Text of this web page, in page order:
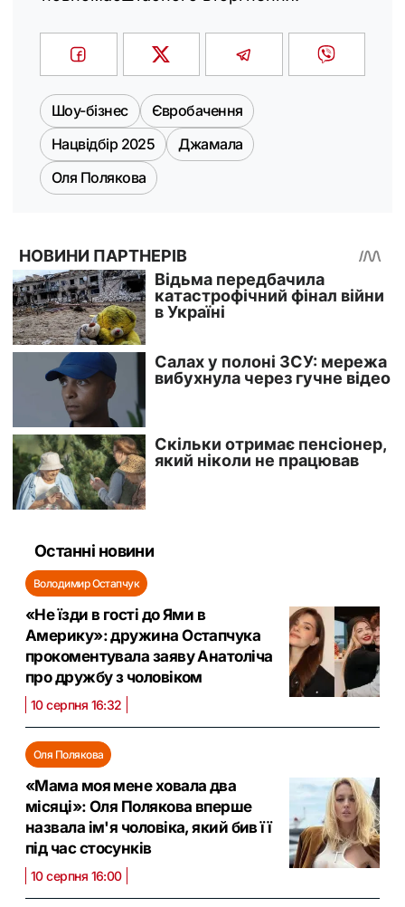
Шоу-бізнес
Євробачення
Нацвідбір 2025
Джамала
Оля Полякова
Останні новини
Володимир Остапчук
«Не їзди в гості до Ями в
Америку»: дружина Остапчука
прокоментувала заяву Анатоліча
про дружбу з чоловіком
10 серпня 16:32
Оля Полякова
«Мама моя мене ховала два
місяці»: Оля Полякова вперше
назвала ім'я чоловіка, який бив її
під час стосунків
10 серпня 16:00